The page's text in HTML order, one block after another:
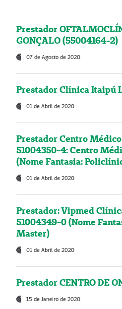
Prestador
GONÇALO (55004164-2)
07 de Agosto de 2020
Prestador Clínica Itaipú
01 de Abril de 2020
Prestador Centro
51004350-4: Centro
(Nome Fantasia:
01 de Abril de 2020
Prestador: Vipmed
51004349-0 (Nome
Master)
01 de Abril de 2020
Prestador CENTRO DE
15 de Janeiro de 2020